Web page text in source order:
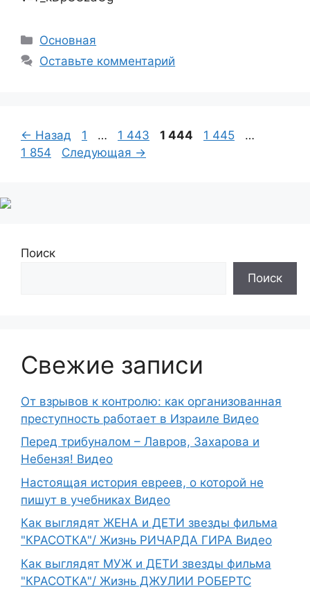
Рубрики
Основная
Оставьте комментарий
← Назад Страница
1 … Страница
1 443 Страница
1 444 Страница
1 445 …
1 854
Следующая →
Поиск
Поиск
Свежие записи
От взрывов к контролю: как организованная
преступность работает в Израиле Видео
Перед трибуналом – Лавров, Захарова и
Небензя! Видео
Настоящая история евреев, о которой не
пишут в учебниках Видео
Как выглядят ЖЕНА и ДЕТИ звезды фильма
"КРАСОТКА"/ Жизнь РИЧАРДА ГИРА Видео
Как выглядят МУЖ и ДЕТИ звезды фильма
"КРАСОТКА"/ Жизнь ДЖУЛИИ РОБЕРТС